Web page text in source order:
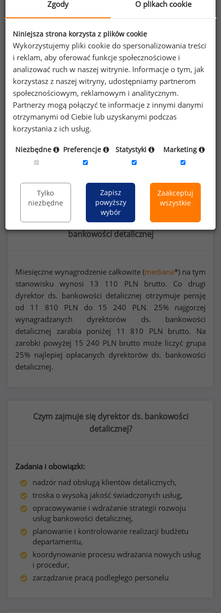
Kobiety
5 5
Szczegółowe dane o wynagrodzeniach na 840
stanowiskach
dostępne w strefie premium
portalu wynagrodzenia.pl
Dowiedz się więcej
Rozkład zarobków na stanowisku dyrektor ds.
bankowości detalicznej
Miesięczne wynagrodzenie całkowite (mediana*) na tym
stanowisku wynosi 13 110 PLN brutto. Co drugi
dyrektor ds. bankowości detalicznej otrzymuje pensję
od 11 810 PLN do 15 240 PLN. 25% najgorzej
wynagradzanych dyrektorów ds. bankowości
detalicznej zarabia poniżej 11 810 PLN brutto. Na
zarobki powyżej 15 240 PLN brutto może liczyć grupa
25% najlepiej opłacanych dyrektorów ds. bankowości
detalicznej.
Czym zajmuje się dyrektor ds. bankowości
detalicznej?
Zadania i obowiązki:
nadzór nad obsługą klientów detalicznych,
troska o wysoką jakość świadczonych usług,
opracowywanie i wdrażanie strategii rozwoju
usług bankowości detalicznej,
planowanie i kontrolowanie realizacji budżetu
departamentu,
koordynowanie procesu wdrażania nowych usług
i procedur,
zarządzanie pracą podległego personelu
Zgody O plikach cookie
Niniejsza strona korzysta z plików cookie
Wykorzystujemy pliki cookie do spersonalizowania treści
i reklam, aby oferować funkcje społecznościowe i
analizować ruch w naszej witrynie. Informacje o tym, jak
korzystasz z naszej witryny, udostępniamy partnerom
społecznościowym, reklamowym i analitycznym.
Partnerzy mogą połączyć te informacje z innymi danymi
otrzymanymi od Ciebie lub uzyskanymi podczas
korzystania z ich usług.
Niezbędne Preferencje Statystyki Marketing
Tylko
niezbędne
Zapisz
powyższy
wybór
Zaakceptuj
wszystkie